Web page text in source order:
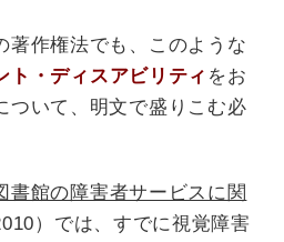
著作権法でも、このような
ト・ディスアビリティ をお
ついて、明文で盛りこむ必
書館の障害者サービスに関
）では、すでに視覚障害